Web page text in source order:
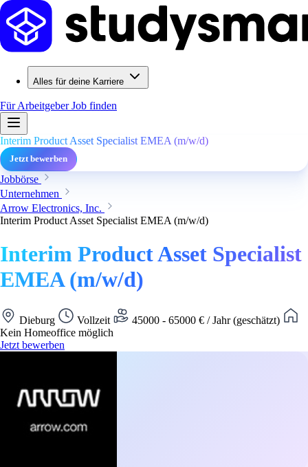
Alles für deine Karriere
Für ArbeitgeberJob finden
Interim Product Asset Specialist EMEA (m/w/d)
Jetzt bewerben
Jobbörse
Unternehmen
Arrow Electronics, Inc.
Interim Product Asset Specialist EMEA (m/w/d)
Interim Product Asset Specialist
EMEA (m/w/d)
Dieburg Vollzeit
45000 - 65000 € / Jahr (geschätzt)
Kein Homeoffice möglich
Jetzt bewerben